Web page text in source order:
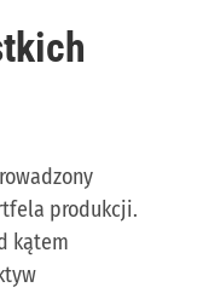
produkcji.
kątem